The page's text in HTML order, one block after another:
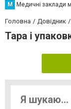
М Медичні заклади
Головна Довідник
Тара і